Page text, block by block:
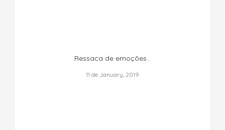
Ressaca de emoções...
11 de January, 2019